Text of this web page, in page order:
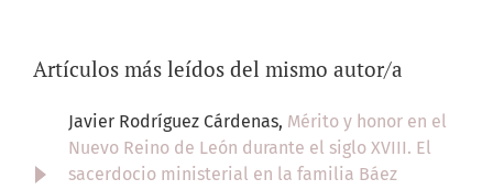
Artículos más leídos del mismo autor/a
Javier Rodríguez Cárdenas, Mérito y honor en el
Nuevo Reino de León durante el siglo XVIII. El
sacerdocio ministerial en la familia Báez